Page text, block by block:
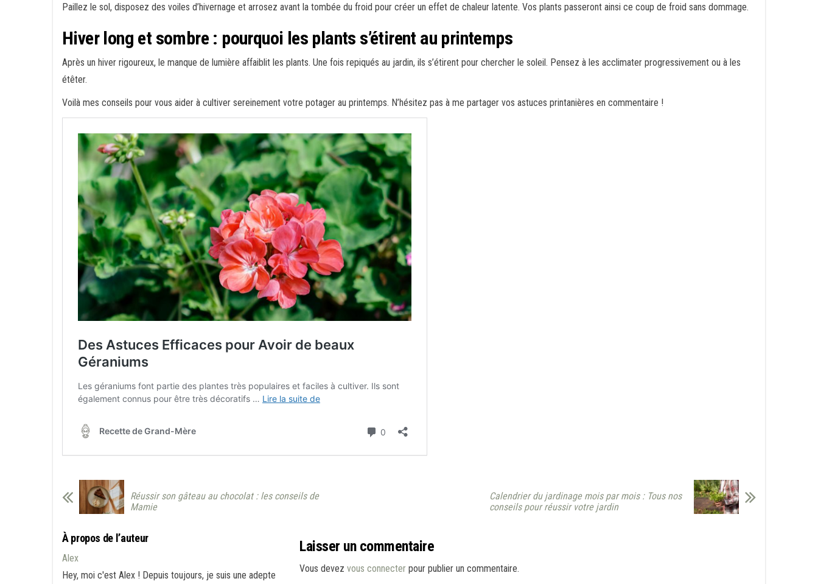
Paillez le sol, disposez des voiles d’hivernage et arrosez avant la tombée du froid pour créer un effet de chaleur latente. Vos plants passeront ainsi ce coup de froid sans dommage.
Hiver long et sombre : pourquoi les plants s’étirent au printemps
Après un hiver rigoureux, le manque de lumière affaiblit les plants. Une fois repiqués au jardin, ils s’étirent pour chercher le soleil. Pensez à les acclimater progressivement ou à les
étêter.
Voilà mes conseils pour vous aider à cultiver sereinement votre potager au printemps. N’hésitez pas à me partager vos astuces printanières en commentaire !
Réussir son gâteau au chocolat : les conseils de
Mamie
Calendrier du jardinage mois par mois : Tous nos
conseils pour réussir votre jardin
À propos de l’auteur
Alex
Hey, moi c'est Alex ! Depuis toujours, je suis une adepte
Laisser un commentaire
Vous devez vous connecter pour publier un commentaire.